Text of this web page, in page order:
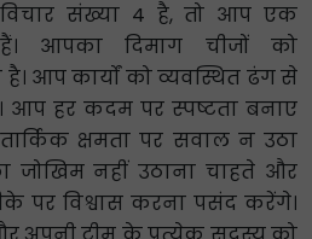
संख्या 4 है, तो आप एक
हैं। आपका दिमाग चीजों को
आप कार्यों को व्यवस्थित ढंग से
आप हर कदम पर स्पष्टता बनाए
क्षमता पर सवाल न उठा
जोखिम नहीं उठाना चाहते और
विश्वास करना पसंद करेंगे।